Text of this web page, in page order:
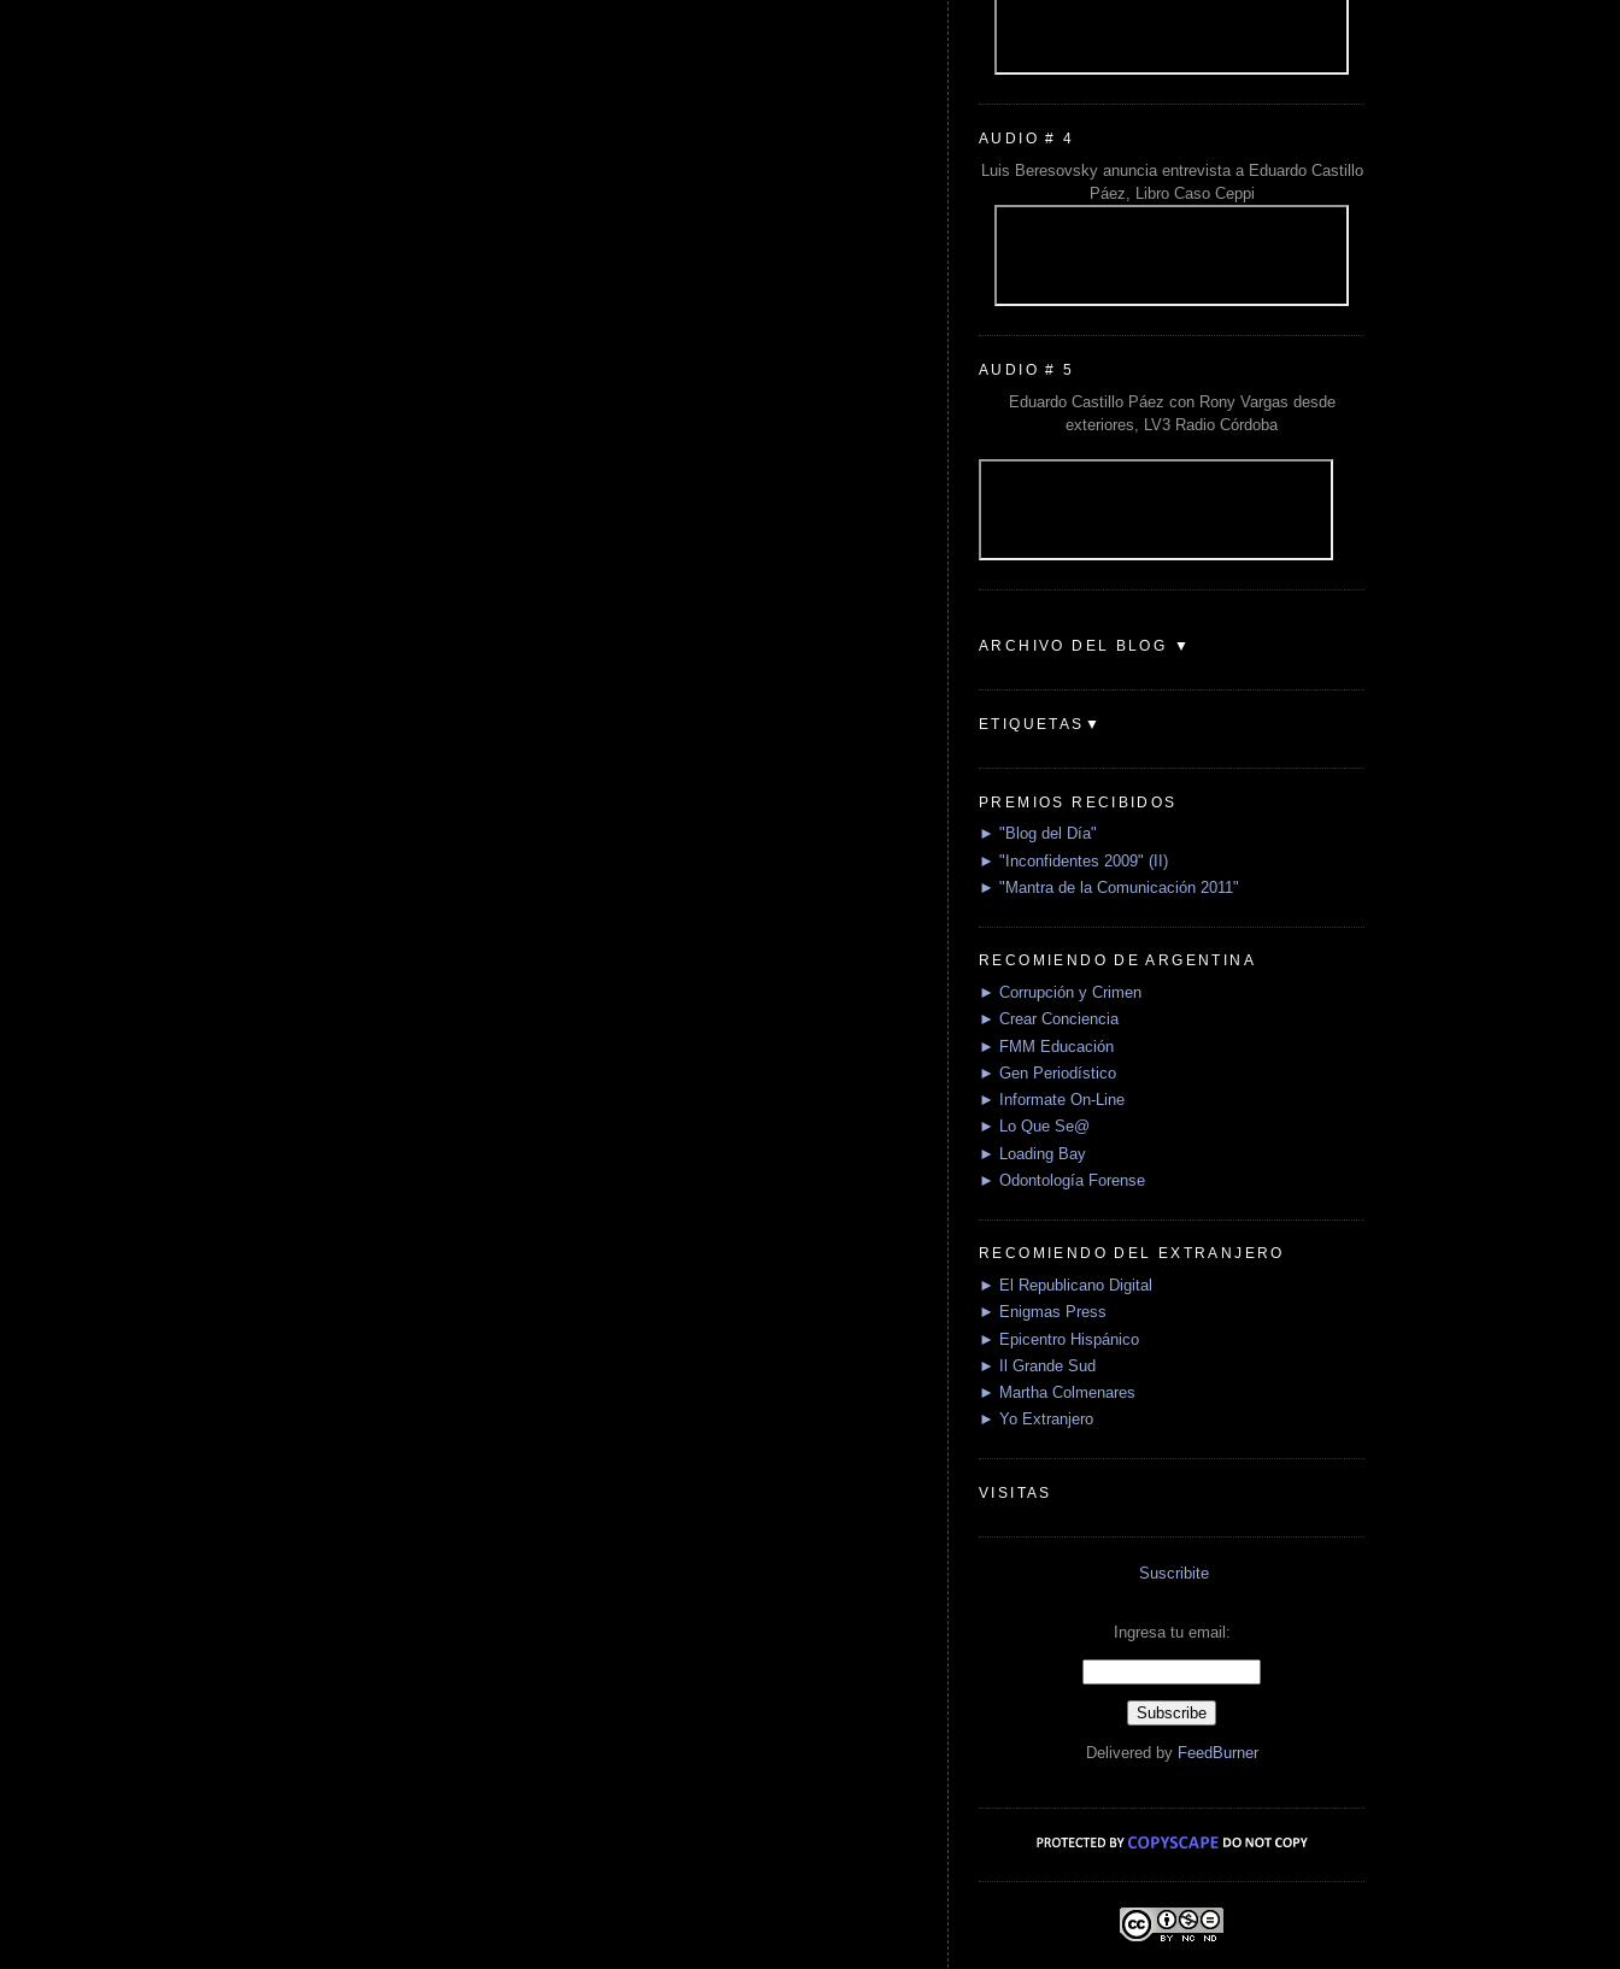
AUDIO # 4
Luis Beresovsky anuncia entrevista a Eduardo Castillo
Páez, Libro Caso Ceppi
AUDIO # 5
Eduardo Castillo Páez con Rony Vargas desde
exteriores, LV3 Radio Córdoba
ARCHIVO DEL BLOG ▼
ETIQUETAS▼
PREMIOS RECIBIDOS
► "Blog del Día"
► "Inconfidentes 2009" (II)
► "Mantra de la Comunicación 2011"
RECOMIENDO DE ARGENTINA
► Corrupción y Crimen
► Crear Conciencia
► FMM Educación
► Gen Periodístico
► Informate On-Line
► Lo Que Se@
► Loading Bay
► Odontología Forense
RECOMIENDO DEL EXTRANJERO
► El Republicano Digital
► Enigmas Press
► Epicentro Hispánico
► Il Grande Sud
► Martha Colmenares
► Yo Extranjero
VISITAS
Suscribite
Ingresa tu email:
Delivered by FeedBurner